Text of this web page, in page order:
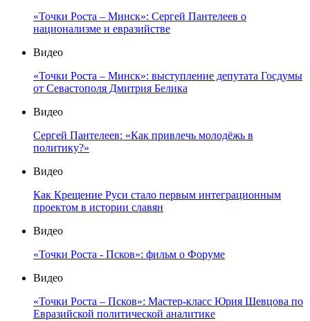
«Точки Роста – Минск»: Сергей Пантелеев о
национализме и евразийстве
Видео
«Точки Роста – Минск»: выступление депутата Госдумы
от Севастополя Дмитрия Белика
Видео
Сергей Пантелеев: «Как привлечь молодёжь в
политику?»
Видео
Как Крещение Руси стало первым интеграционным
проектом в истории славян
Видео
«Точки Роста - Псков»: фильм о Форуме
Видео
«Точки Роста – Псков»: Мастер-класс Юрия Шевцова по
Евразийской политической аналитике